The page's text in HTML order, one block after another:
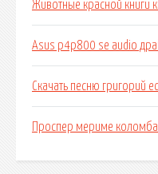
Животные красной книги
Asus p4p800 se audio
Скачать песню григорий
Проспер мериме